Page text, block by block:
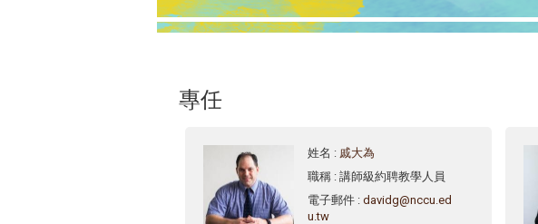
專任
姓名 : 戚大為
職稱 : 講師級約聘教學人員
電子郵件 : davidg@nccu.ed
u.tw